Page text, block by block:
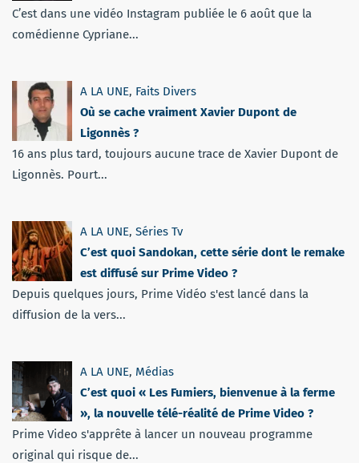
C’est dans une vidéo Instagram publiée le 6 août que la
comédienne Cypriane...
A LA UNE, Faits Divers
Où se cache vraiment Xavier Dupont de
Ligonnès ?
16 ans plus tard, toujours aucune trace de Xavier Dupont de
Ligonnès. Pourt...
A LA UNE, Séries Tv
C’est quoi Sandokan, cette série dont le remake
est diffusé sur Prime Video ?
Depuis quelques jours, Prime Vidéo s'est lancé dans la
diffusion de la vers...
A LA UNE, Médias
C’est quoi « Les Fumiers, bienvenue à la ferme
», la nouvelle télé-réalité de Prime Video ?
Prime Video s'apprête à lancer un nouveau programme
original qui risque de...